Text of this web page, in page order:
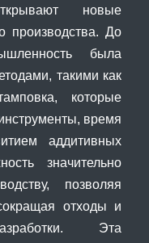
новые
производства. До
была
такими как
которые
время
аддитивных
значительно
позволяя
отходы и
Эта